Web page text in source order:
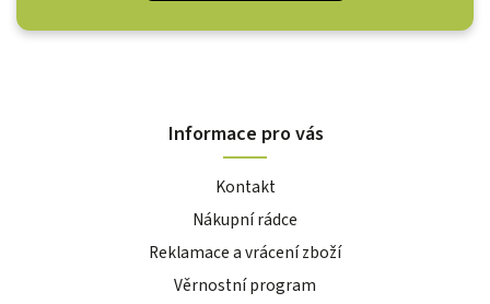
Informace pro vás
Kontakt
Nákupní rádce
Reklamace a vrácení zboží
Věrnostní program